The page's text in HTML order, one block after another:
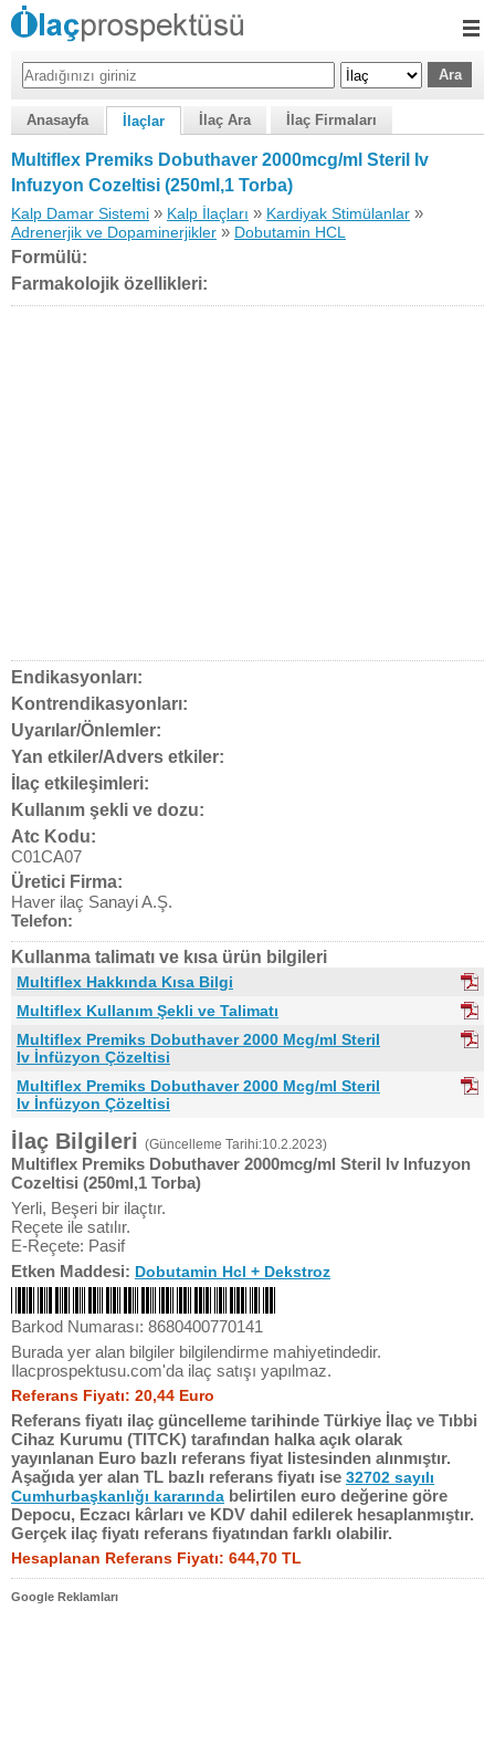
Anasayfa İlaçlar İlaç Ara İlaç Firmaları
Multiflex Premiks Dobuthaver 2000mcg/ml Steril Iv
Infuzyon Cozeltisi (250ml,1 Torba)
Kalp Damar Sistemi » Kalp İlaçları » Kardiyak Stimülanlar »
Adrenerjik ve Dopaminerjikler » Dobutamin HCL
Formülü:
Farmakolojik özellikleri:
Endikasyonları:
Kontrendikasyonları:
Uyarılar/Önlemler:
Yan etkiler/Advers etkiler:
İlaç etkileşimleri:
Kullanım şekli ve dozu:
Atc Kodu:
C01CA07
Üretici Firma:
Haver ilaç Sanayi A.Ş.
Telefon:
Kullanma talimatı ve kısa ürün bilgileri
Multiflex Hakkında Kısa Bilgi
Multiflex Kullanım Şekli ve Talimatı
Multiflex Premiks Dobuthaver 2000 Mcg/ml Steril
Iv İnfüzyon Çözeltisi
Multiflex Premiks Dobuthaver 2000 Mcg/ml Steril
Iv İnfüzyon Çözeltisi
İlaç Bilgileri (Güncelleme Tarihi:10.2.2023)
Multiflex Premiks Dobuthaver 2000mcg/ml Steril Iv Infuzyon
Cozeltisi (250ml,1 Torba)
Yerli, Beşeri bir ilaçtır.
Reçete ile satılır.
E-Reçete: Pasif
Etken Maddesi: Dobutamin Hcl + Dekstroz
Barkod Numarası: 8680400770141
Burada yer alan bilgiler bilgilendirme mahiyetindedir.
Ilacprospektusu.com'da ilaç satışı yapılmaz.
Referans Fiyatı: 20,44 Euro
Referans fiyatı ilaç güncelleme tarihinde Türkiye İlaç ve Tıbbi
Cihaz Kurumu (TITCK) tarafından halka açık olarak
yayınlanan Euro bazlı referans fiyat listesinden alınmıştır.
Aşağıda yer alan TL bazlı referans fiyatı ise 32702 sayılı
Cumhurbaşkanlığı kararında belirtilen euro değerine göre
Depocu, Eczacı kârları ve KDV dahil edilerek hesaplanmıştır.
Gerçek ilaç fiyatı referans fiyatından farklı olabilir.
Hesaplanan Referans Fiyatı: 644,70 TL
Google Reklamları